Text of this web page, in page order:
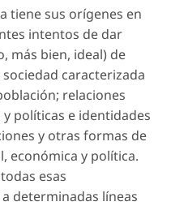
tiene sus orígenes en
intentos de dar
más bien, ideal) de
caracterizada
relaciones
políticas e identidades
y otras formas de
económica y política.
esas
determinadas líneas